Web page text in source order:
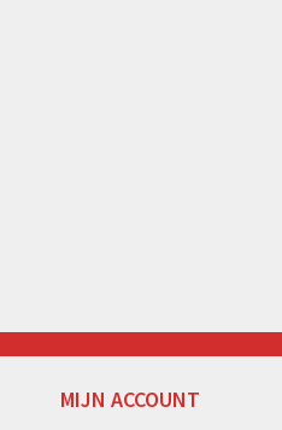
MIJN ACCOUNT